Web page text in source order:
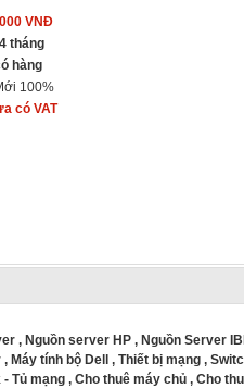
VNĐ
tháng
hàng
100%
có VAT
, Nguồn server HP, Nguồn Server
, Máy tính bộ Dell , Thiết bị mạng ,
- Tủ mạng, Cho thuê máy chủ, Cho